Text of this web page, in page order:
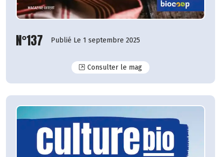
N°137 Publié Le 1 septembre 2025
Consulter le magN°137